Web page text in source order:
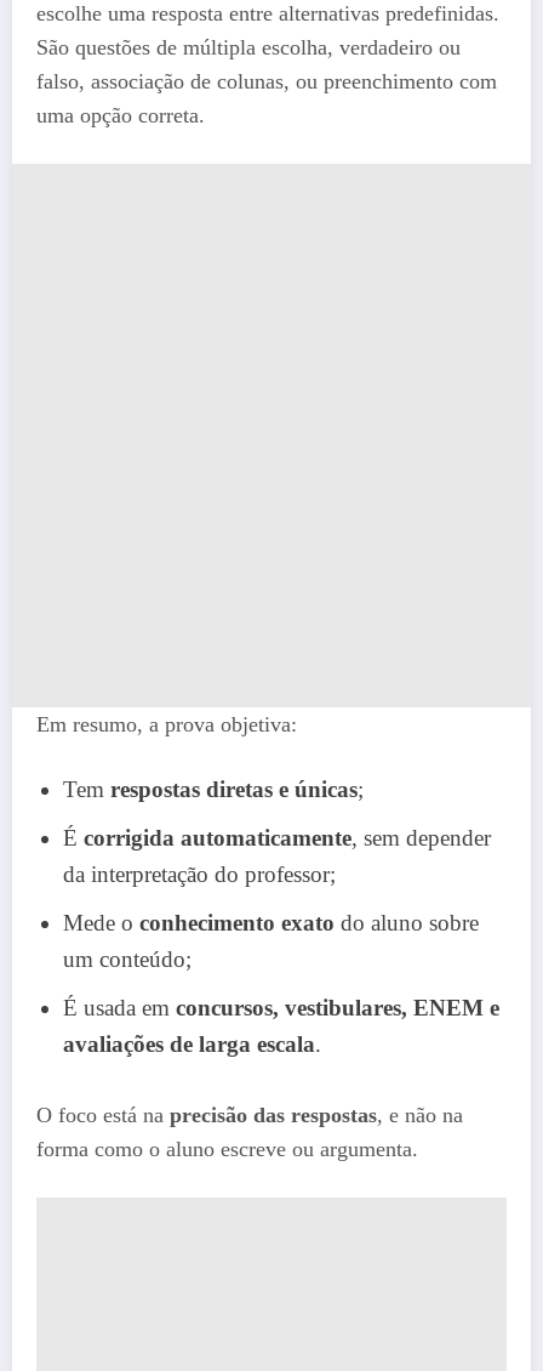
escolhe uma resposta entre alternativas predefinidas.
São questões de múltipla escolha, verdadeiro ou
falso, associação de colunas, ou preenchimento com
uma opção correta.
Em resumo, a prova objetiva:
Tem respostas diretas e únicas;
É corrigida automaticamente, sem depender
da interpretação do professor;
Mede o conhecimento exato do aluno sobre
um conteúdo;
É usada em concursos, vestibulares, ENEM e
avaliações de larga escala.
O foco está na precisão das respostas, e não na
forma como o aluno escreve ou argumenta.